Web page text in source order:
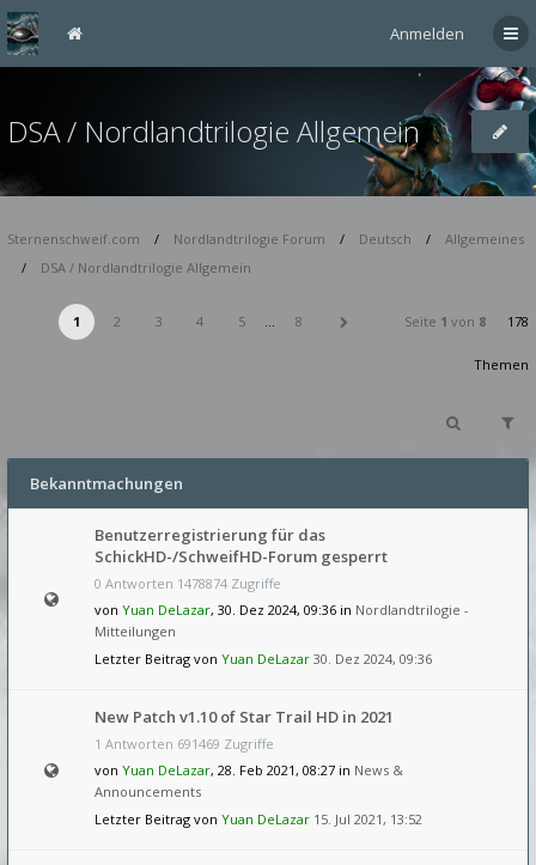
Anmelden
DSA / Nordlandtrilogie Allgemein
Sternenschweif.com Nordlandtrilogie Forum Deutsch
Allgemeines
DSA / Nordlandtrilogie Allgemein
1 2 3 4 5 … 8 Seite 1 von 8 178
Themen
Bekanntmachungen
Benutzerregistrierung für das
SchickHD-/SchweifHD-Forum gesperrt
0 Antworten 1478874 Zugriffe
von Yuan DeLazar, 30. Dez 2024, 09:36 in Nordlandtrilogie -
Mitteilungen
Letzter Beitrag von Yuan DeLazar 30. Dez 2024, 09:36
New Patch v1.10 of Star Trail HD in 2021
1 Antworten 691469 Zugriffe
von Yuan DeLazar, 28. Feb 2021, 08:27 in News &
Announcements
Letzter Beitrag von Yuan DeLazar 15. Jul 2021, 13:52